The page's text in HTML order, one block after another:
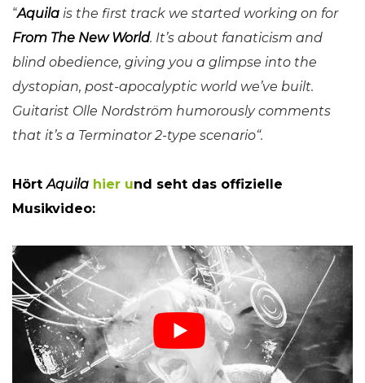
“Aquila is the first track we started working on for
From The New World. It’s about fanaticism and
blind obedience, giving you a glimpse into the
dystopian, post-apocalyptic world we’ve built.
Guitarist Olle Nordström humorously comments
that it’s a Terminator 2-type scenario“.
HörtAquila hier und seht das offizielle
Musikvideo: